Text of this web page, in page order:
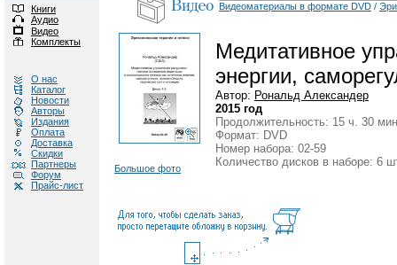
Книги
Аудио
Видео
Комплекты
О нас
Каталог
Новости
Авторы
Издания
Оплата
Доставка
Скидки
Партнеры
Форум
Прайс-лист
Видеоматериалы в формате DVD /
Большое фото
Медитативное
энергии,
Автор: Рональд Александер
2015 год
Продолжительность: 15 ч. 30
Формат: DVD
Номер набора: 02-59
Количество дисков в наборе: 6